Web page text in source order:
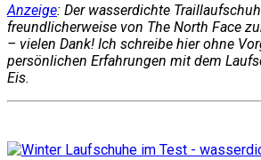
Anzeige: Der wasserdichte
freundlicherweise von The North Face
– vielen Dank! Ich schreibe hier ohne
persönlichen Erfahrungen mit dem
Eis.